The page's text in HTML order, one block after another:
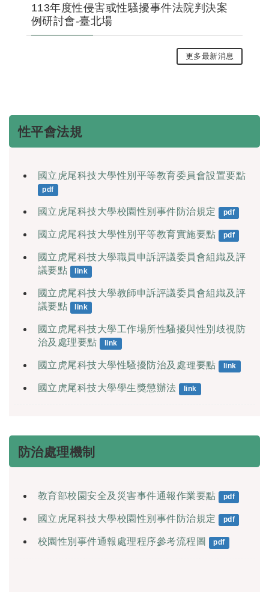
113年度性侵害或性騷擾事件法院判決案
例研討會-臺北場
更多最新消息
性平會法規
國立虎尾科技大學性別平等教育委員會設置要點
pdf
國立虎尾科技大學校園性別事件防治規定 pdf
國立虎尾科技大學性別平等教育實施要點 pdf
國立虎尾科技大學職員申訴評議委員會組織及評
議要點
link
國立虎尾科技大學教師申訴評議委員會組織及評
議要點
link
國立虎尾科技大學工作場所性騷擾與性別歧視防
治及處理要點
link
國立虎尾科技大學性騷擾防治及處理要點 link
國立虎尾科技大學學生獎懲辦法 link
防治處理機制
教育部校園安全及災害事件通報作業要點 pdf
國立虎尾科技大學校園性別事件防治規定 pdf
校園性別事件通報處理程序參考流程圖 pdf